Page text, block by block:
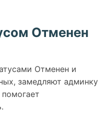
Отменен
Отменен и
замедляют админку